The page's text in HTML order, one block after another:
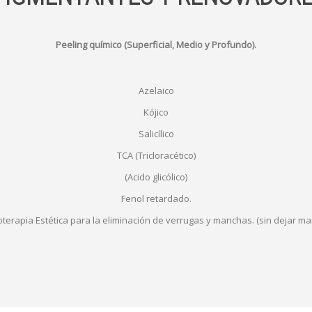
Peeling químico (Superficial, Medio y Profundo).
Azelaico
Kójico
Salicílico
TCA (Tricloracético)
(Acido glicólico)
Fenol retardado.
Estética para la eliminación de verrugas y manchas. (sin dejar